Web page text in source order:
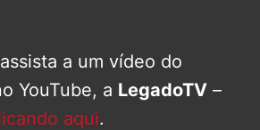
a um vídeo do
YouTube, a LegadoTV –
aqui.